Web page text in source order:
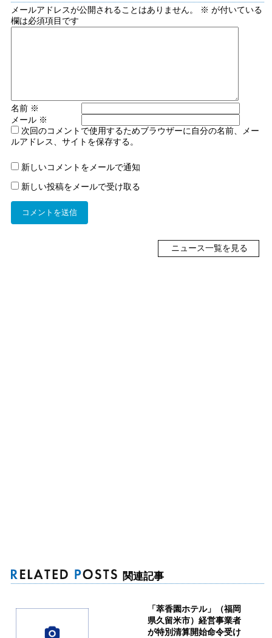
メールアドレスが公開されることはありません。 ※ が付いている
欄は必須項目です
名前 ※
メール ※
次回のコメントで使用するためブラウザーに自分の名前、メー
ルアドレス、サイトを保存する。
新しいコメントをメールで通知
新しい投稿をメールで受け取る
ニュース一覧を見る
関連記事
「萃香園ホテル」（福岡
県久留米市）経営事業者
が特別清算開始命令受け